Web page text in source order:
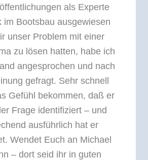
als Experte
im Bootsbau ausgewiesen
unser Problem mit einer
zu lösen hatten, habe ich
angesprochen und nach
gefragt. Sehr schnell
Gefühl bekommen, daß er
Frage identifiziert – und
ausführlich hat er
Wendet Euch an Michael
– dort seid ihr in guten